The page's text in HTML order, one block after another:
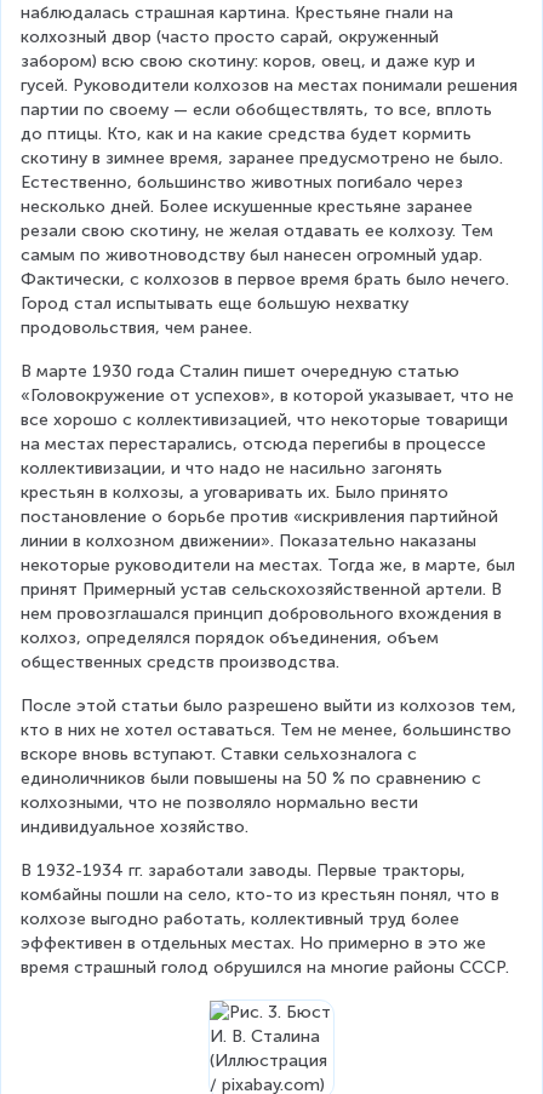
наблюдалась страшная картина. Крестьяне гнали на
колхозный двор (часто просто сарай, окруженный
забором) всю свою скотину: коров, овец, и даже кур и
гусей. Руководители колхозов на местах понимали решения
партии по своему — если обобществлять, то все, вплоть
до птицы. Кто, как и на какие средства будет кормить
скотину в зимнее время, заранее предусмотрено не было.
Естественно, большинство животных погибало через
несколько дней. Более искушенные крестьяне заранее
резали свою скотину, не желая отдавать ее колхозу. Тем
самым по животноводству был нанесен огромный удар.
Фактически, с колхозов в первое время брать было нечего.
Город стал испытывать еще большую нехватку
продовольствия, чем ранее.
В марте 1930 года Сталин пишет очередную статью
«Головокружение от успехов», в которой указывает, что не
все хорошо с коллективизацией, что некоторые товарищи
на местах перестарались, отсюда перегибы в процессе
коллективизации, и что надо не насильно загонять
крестьян в колхозы, а уговаривать их. Было принято
постановление о борьбе против «искривления партийной
линии в колхозном движении». Показательно наказаны
некоторые руководители на местах. Тогда же, в марте, был
принят Примерный устав сельскохозяйственной артели. В
нем провозглашался принцип добровольного вхождения в
колхоз, определялся порядок объединения, объем
общественных средств производства.
После этой статьи было разрешено выйти из колхозов тем,
кто в них не хотел оставаться. Тем не менее, большинство
вскоре вновь вступают. Ставки сельхозналога с
единоличников были повышены на 50 % по сравнению с
колхозными, что не позволяло нормально вести
индивидуальное хозяйство.
В 1932-1934 гг. заработали заводы. Первые тракторы,
комбайны пошли на село, кто-то из крестьян понял, что в
колхозе выгодно работать, коллективный труд более
эффективен в отдельных местах. Но примерно в это же
время страшный голод обрушился на многие районы СССР.